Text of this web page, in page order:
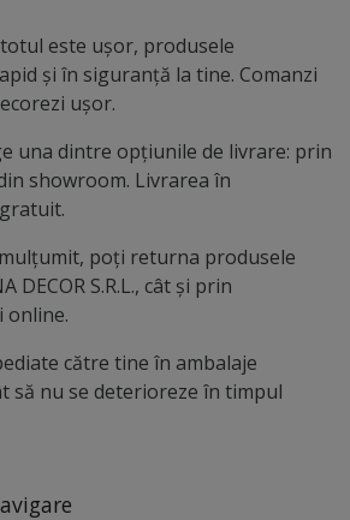
este ușor, produsele
și în siguranță la tine. Comanzi
ușor.
una dintre opțiunile de livrare: prin
showroom. Livrarea în
poți returna produsele
DECOR S.R.L., cât și prin
online.
către tine în ambalaje
să nu se deterioreze în timpul